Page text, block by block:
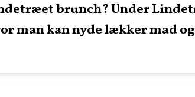
brunch? Under
man kan nyde lækker mad